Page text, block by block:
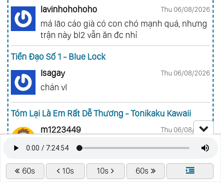
60s 10s 10s 60s
lavinhohohoho
Thu 06/08/2026
má lão cáo già có con chó mạnh quá, nhưng
trận này bl2 vẫn ăn đc nhỉ
Tiền Đạo Số 1 - Blue Lock
Isagay
Thu 06/08/2026
chán vl
Tóm Lại Là Em Rất Dễ Thương - Tonikaku Kawaii
m1223449
Thu 06/08/2026
Ad da chap mới đê lười quá ròi
Sát Thủ Về Vườn - Sakamoto Days